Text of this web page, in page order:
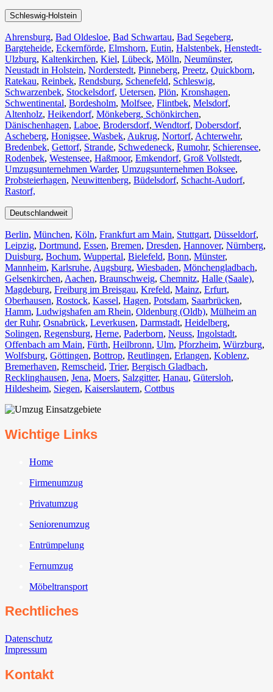
Schleswig-Holstein
Ahrensburg, Bad Oldesloe, Bad Schwartau, Bad Segeberg,
Bargteheide, Eckernförde, Elmshorn, Eutin, Halstenbek, Henstedt-
Ulzburg, Kaltenkirchen, Kiel, Lübeck, Mölln, Neumünster,
Neustadt in Holstein, Norderstedt, Pinneberg, Preetz, Quickborn,
Ratekau, Reinbek, Rendsburg, Schenefeld, Schleswig,
Schwarzenbek, Stockelsdorf, Uetersen, Plön, Kronshagen,
Schwentinental, Bordesholm, Molfsee, Flintbek, Melsdorf,
Altenholz, Heikendorf, Mönkeberg, Schönkirchen,
Dänischenhagen, Laboe, Brodersdorf, Wendtorf, Dobersdorf,
Ascheberg, Honigsee, Wasbek, Aukrug, Nortorf, Achterwehr,
Bredenbek, Gettorf, Strande, Schwedeneck, Rumohr, Schierensee,
Rodenbek, Westensee, Haßmoor, Emkendorf, Groß Vollstedt,
Umzugsunternehmen Warder, Umzugsunternehmen Boksee,
Probsteierhagen, Neuwittenberg, Büdelsdorf, Schacht-Audorf,
Rastorf,
Deutschlandweit
Berlin⁠, München, Köln⁠, Frankfurt am Main, Stuttgart, Düsseldorf,
Leipzig, Dortmund, Essen, Bremen, Dresden, Hannover, Nürnberg,
Duisburg⁠, Bochum, Wuppertal⁠, Bielefeld⁠, Bonn⁠, Münster⁠,
Mannheim, Karlsruhe, Augsburg, Wiesbaden⁠, Mönchengladbach⁠,
Gelsenkirchen⁠, Aachen⁠, Braunschweig, Chemnitz⁠, Halle (Saale)⁠,
Magdeburg, Freiburg im Breisgau⁠, Krefeld⁠, Mainz⁠, Erfurt,
Oberhausen⁠, Rostock⁠, Kassel⁠, Hagen, Potsdam, Saarbrücken⁠,
Hamm, Ludwigshafen am Rhein⁠, Oldenburg (Oldb), Mülheim an
der Ruhr, Osnabrück⁠, Leverkusen, Darmstadt⁠, Heidelberg,
Solingen, Regensburg, Herne⁠, Paderborn, Neuss, Ingolstadt,
Offenbach am Main, Fürth⁠, Heilbronn, Ulm⁠, Pforzheim, Würzburg,
Wolfsburg⁠, Göttingen, Bottrop, Reutlingen, Erlangen⁠, Koblenz,
Bremerhaven⁠, Remscheid, Trier⁠, Bergisch Gladbach,
Recklinghausen, Jena⁠, Moers⁠, Salzgitter⁠, Hanau, Gütersloh,
Hildesheim⁠, Siegen⁠, Kaiserslautern⁠, Cottbus⁠
Wichtige Links
Home
Firmenumzug
Privatumzug
Seniorenumzug
Entrümpelung
Fernumzug
Möbeltransport
Rechtliches
Datenschutz
Impressum
Kontakt